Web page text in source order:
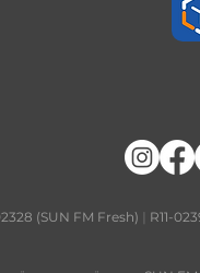
(SUN FM Fresh) | R11-